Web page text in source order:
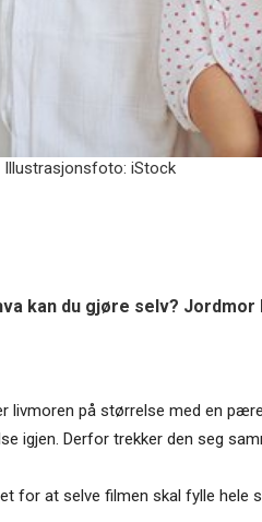
Illustrasjonsfoto: iStock
kan du gjøre selv? Jordmor
livmoren på størrelse med en
igjen. Derfor trekker den seg
for at selve filmen skal fylle hele